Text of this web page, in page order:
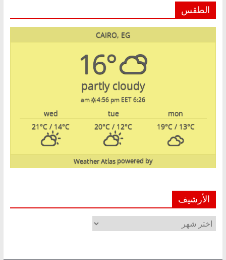
الطقس
CAIRO, EG
16°
partly cloudy
6:26 am
4:56 pm EET
mon
tue
wed
19°C/ 13°C
20°C / 12°C
21°C / 14°C
powered by
Weather Atlas
الأرشيف
الأرشيف